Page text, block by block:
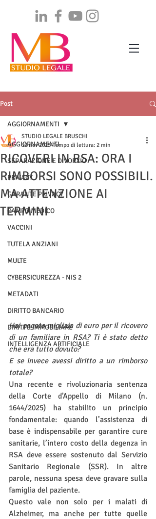
Post
AGGIORNAMENTI
SEPARAZIONE E DIVORZIO
PRIVACY
GARANTE PRIVACY
CAMPO MEDICO
VACCINI
TUTELA ANZIANI
MULTE
CYBERSICUREZZA - NIS 2
METADATI
DIRITTO BANCARIO
DIRITTO IMMOBILIARE
INTELLIGENZA ARTIFICIALE
AGGIORNAMENTI
RICOVERI IN RSA: ORA I
RIMBORSI SONO POSSIBILI.
MA ATTENZIONE AI
TERMINI
STUDIO LEGALE BRUSCHI
10 nov 2025 Tempo di lettura: 2 min
Hai pagato migliaia di euro per il ricovero
di un familiare in RSA? Ti è stato detto
che era tutto dovuto?
E se invece avessi diritto a un rimborso
totale?
Una recente e rivoluzionaria sentenza
della Corte d’Appello di Milano (n.
1644/2025) ha stabilito un principio
fondamentale: quando l’assistenza di
base è indispensabile per garantire cure
sanitarie, l’intero costo della degenza in
RSA deve essere sostenuto dal Servizio
Sanitario Regionale (SSR). In altre
parole, nessuna spesa deve gravare sulla
famiglia del paziente.
Questo vale non solo per i malati di
Alzheimer, ma anche per tutte quelle